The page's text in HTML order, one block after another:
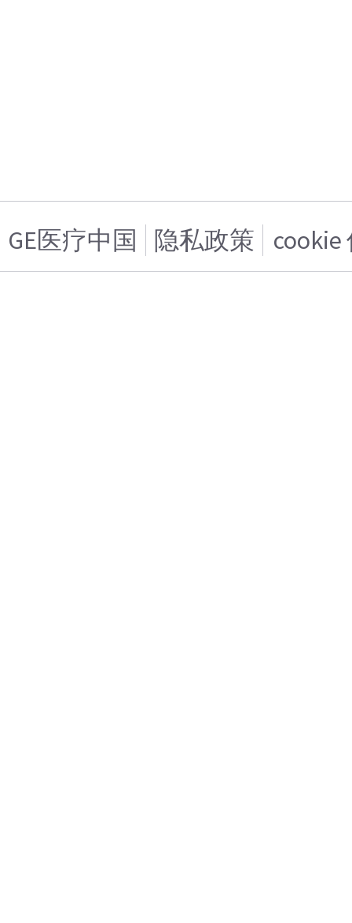
GE医疗中国 隐私政策 cookie